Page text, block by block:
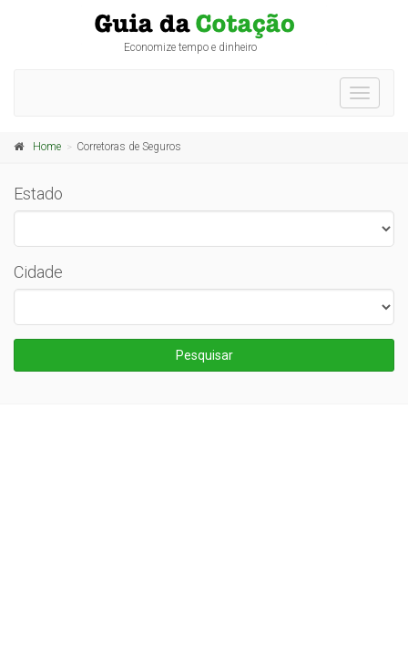
Economize tempo e dinheiro
Toggle
Home Corretoras de Seguros
Estado
Cidade
Pesquisar